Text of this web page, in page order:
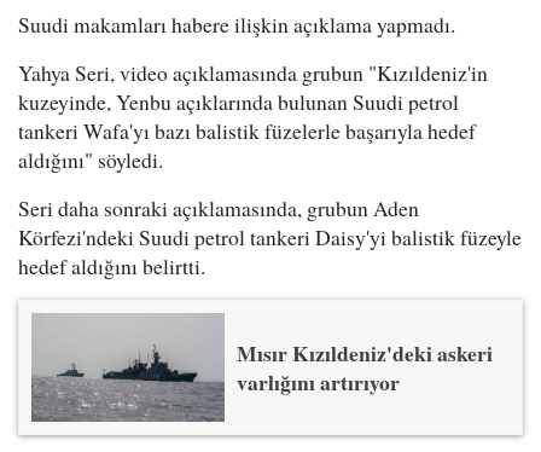
Suudi makamları habere ilişkin açıklama yapmadı.
Yahya Seri, video açıklamasında grubun "Kızıldeniz'in
kuzeyinde, Yenbu açıklarında bulunan Suudi petrol
tankeri Wafa'yı bazı balistik füzelerle başarıyla hedef
aldığını" söyledi.
Seri daha sonraki açıklamasında, grubun Aden
Körfezi'ndeki Suudi petrol tankeri Daisy'yi balistik füzeyle
hedef aldığını belirtti.
Mısır Kızıldeniz'deki askeri
varlığını artırıyor